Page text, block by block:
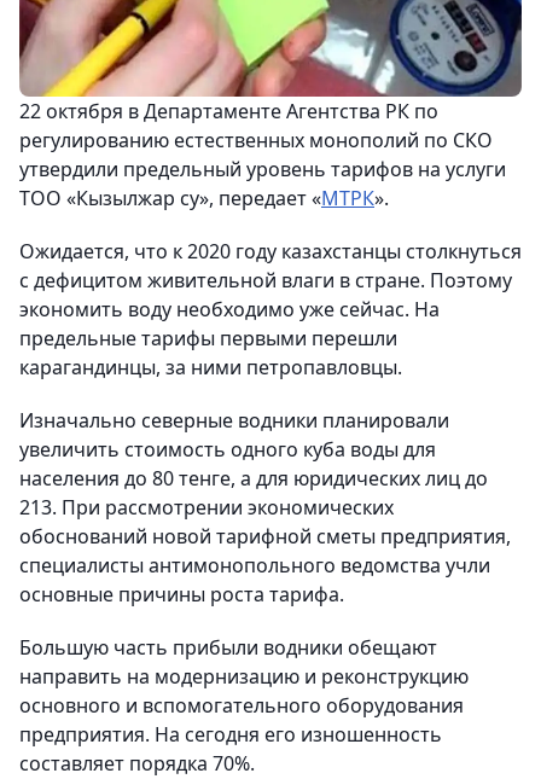
22 октября в Департаменте Агентства РК по
регулированию естественных монополий по СКО
утвердили предельный уровень тарифов на услуги
ТОО «Кызылжар су», передает «МТРК».
Ожидается, что к 2020 году казахстанцы столкнуться
с дефицитом живительной влаги в стране. Поэтому
экономить воду необходимо уже сейчас. На
предельные тарифы первыми перешли
карагандинцы, за ними петропавловцы.
Изначально северные водники планировали
увеличить стоимость одного куба воды для
населения до 80 тенге, а для юридических лиц до
213. При рассмотрении экономических
обоснований новой тарифной сметы предприятия,
специалисты антимонопольного ведомства учли
основные причины роста тарифа.
Большую часть прибыли водники обещают
направить на модернизацию и реконструкцию
основного и вспомогательного оборудования
предприятия. На сегодня его изношенность
составляет порядка 70%.